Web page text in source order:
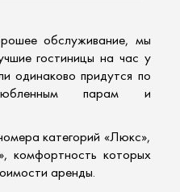
обслуживание, мы
гостиницы на час у
одинаково придутся по
парам и
категорий «Люкс»,
комфортность которых
аренды.